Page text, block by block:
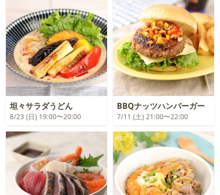
坦々サラダうどん
8/23 (日) 19:00〜20:00
BBQナッツハンバーガー
7/11 (土) 21:00〜22:00